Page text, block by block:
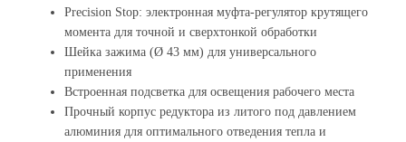
Precision Stop: электронная муфта-регулятор крутящего
момента для точной и сверхтонкой обработки
Шейка зажима (Ø 43 мм) для универсального
применения
Встроенная подсветка для освещения рабочего места
Прочный корпус редуктора из литого под давлением
алюминия для оптимального отведения тепла и